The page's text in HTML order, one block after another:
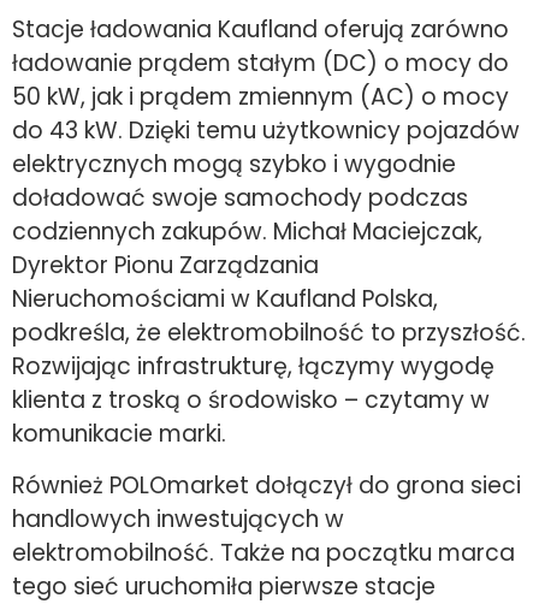
Stacje ładowania Kaufland oferują zarówno
ładowanie prądem stałym (DC) o mocy do
50 kW, jak i prądem zmiennym (AC) o mocy
do 43 kW. Dzięki temu użytkownicy pojazdów
elektrycznych mogą szybko i wygodnie
doładować swoje samochody podczas
codziennych zakupów. Michał Maciejczak,
Dyrektor Pionu Zarządzania
Nieruchomościami w Kaufland Polska,
podkreśla, że elektromobilność to przyszłość.
Rozwijając infrastrukturę, łączymy wygodę
klienta z troską o środowisko – czytamy w
komunikacie marki.
Również POLOmarket dołączył do grona sieci
handlowych inwestujących w
elektromobilność. Także na początku marca
tego sieć uruchomiła pierwsze stacje